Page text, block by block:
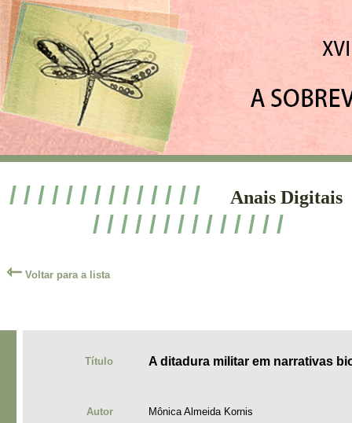
/ / / / / / / / / / / / / / Anais Digitais
/ / / / / / / / / / / / / /
⇽ Voltar para a lista
Título A ditadura militar em narrativas
Autor Mônica Almeida Kornis